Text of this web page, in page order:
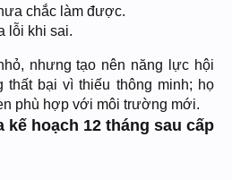
chắc làm được.
lỗi khi sai.
nhưng tạo nên năng lực hội
thất bại vì thiếu thông minh; họ
phù hợp với môi trường mới.
kế hoạch 12 tháng sau cấp